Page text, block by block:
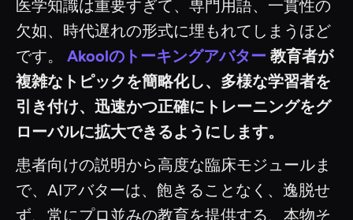
医学知識は重要すぎて、専門用語、一貫性の
欠如、時代遅れの形式に埋もれてしまうほど
です。 Akoolのトーキングアバター 教育者が
複雑なトピックを簡略化し、多様な学習者を
引き付け、迅速かつ正確にトレーニングをグ
ローバルに拡大できるようにします。
患者向けの説明から高度な臨床モジュールま
で、AIアバターは、飽きることなく、逸脱せ
ず、常にプロ並みの教育を提供する、本物そ